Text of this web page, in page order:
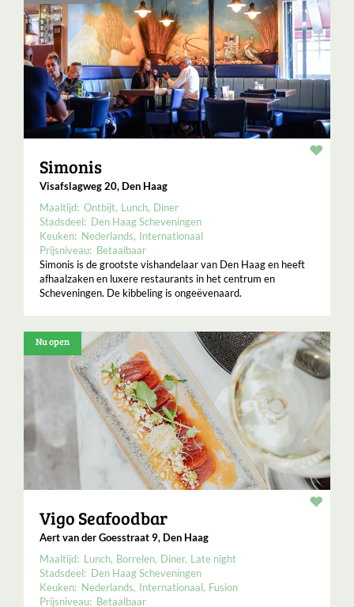
Simonis
Visafslagweg 20, Den Haag
Maaltijd: Ontbijt Lunch Diner
Stadsdeel: Den Haag Scheveningen
Keuken: Nederlands Internationaal
Prijsniveau: Betaalbaar
Simonis is de grootste vishandelaar van Den Haag en heeft
afhaalzaken en luxere restaurants in het centrum en
Scheveningen. De kibbeling is ongeëvenaard.
Nu open
Vigo Seafoodbar
Aert van der Goesstraat 9, Den Haag
Maaltijd: Lunch Borrelen Diner Late night
Stadsdeel: Den Haag Scheveningen
Keuken: Nederlands Internationaal Fusion
Prijsniveau: Betaalbaar